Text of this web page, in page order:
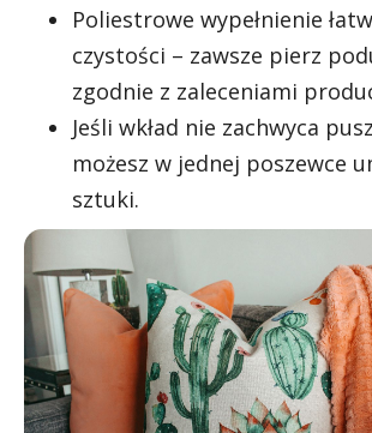
Poliestrowe wypełnienie
czystości – zawsze pierz
zgodnie z zaleceniami
Jeśli wkład nie zachwyca
możesz w jednej poszewce
sztuki.